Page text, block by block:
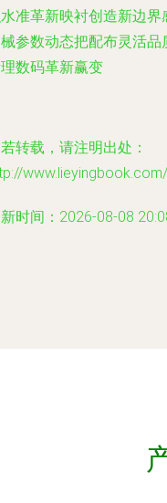
准革新映衬创造新边
参数动态把配布灵活
数码革新赢变
转载，请注明出处：
时间：2026-08-08